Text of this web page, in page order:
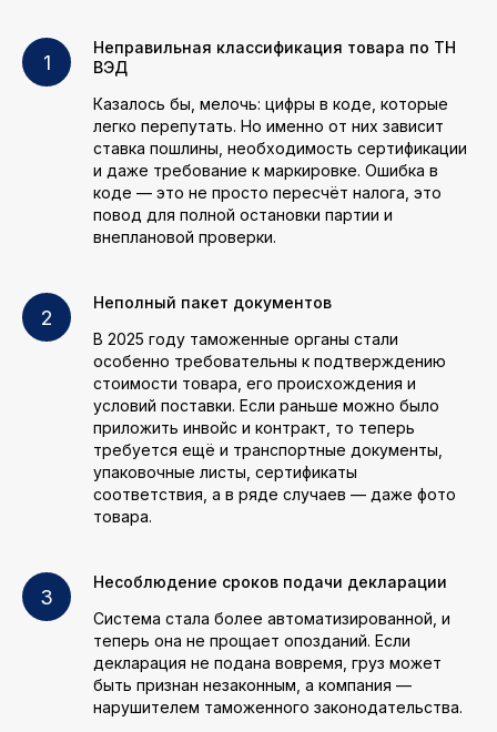
Неправильная классификация товара по ТН
ВЭД
Казалось бы, мелочь: цифры в коде, которые
легко перепутать. Но именно от них зависит
ставка пошлины, необходимость сертификации
и даже требование к маркировке. Ошибка в
коде — это не просто пересчёт налога, это
повод для полной остановки партии и
внеплановой проверки.
Неполный пакет документов
В 2025 году таможенные органы стали
особенно требовательны к подтверждению
стоимости товара, его происхождения и
условий поставки. Если раньше можно было
приложить инвойс и контракт, то теперь
требуется ещё и транспортные документы,
упаковочные листы, сертификаты
соответствия, а в ряде случаев — даже фото
товара.
Несоблюдение сроков подачи декларации
Система стала более автоматизированной, и
теперь она не прощает опозданий. Если
декларация не подана вовремя, груз может
быть признан незаконным, а компания —
нарушителем таможенного законодательства.